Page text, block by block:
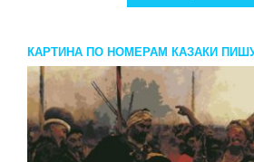
КАРТИНА ПО НОМЕРАМ КАЗАКИ